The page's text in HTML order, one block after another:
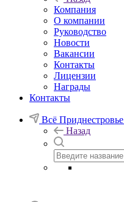
Компания
О компании
Руководство
Новости
Вакансии
Контакты
Лицензии
Награды
Контакты
Всё Приднестровье
Назад